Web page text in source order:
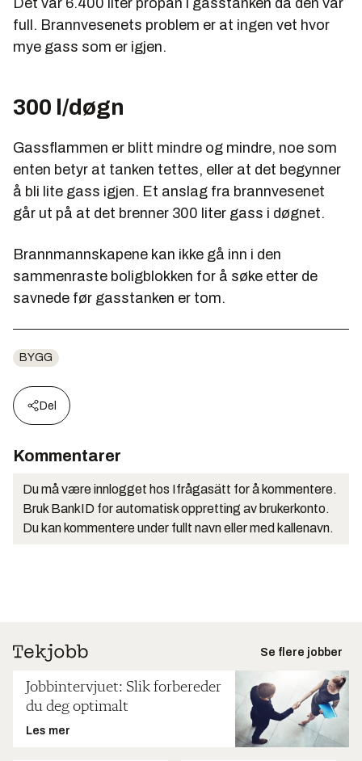
full. Brannvesenets problem er at ingen vet hvor
mye gass som er igjen.
300 l/døgn
Gassflammen er blitt mindre og mindre, noe som
enten betyr at tanken tettes, eller at det begynner
å bli lite gass igjen. Et anslag fra brannvesenet
går ut på at det brenner 300 liter gass i døgnet.
Brannmannskapene kan ikke gå inn i den
sammenraste boligblokken for å søke etter de
savnede før gasstanken er tom.
BYGG
Del
Kommentarer
Du må være innlogget hos Ifrågasätt for å kommentere.
Bruk BankID for automatisk oppretting av brukerkonto.
Du kan kommentere under fullt navn eller med kallenavn.
Se flere jobber
Jobbintervjuet: Slik forbereder
du deg optimalt
Les mer